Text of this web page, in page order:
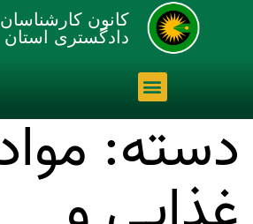
کانون
دادگستری
دسته: